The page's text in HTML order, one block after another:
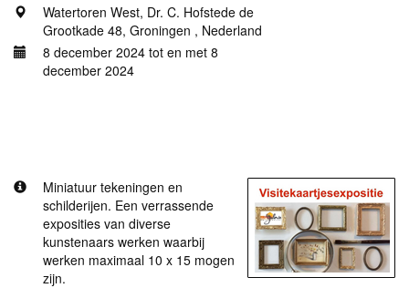
Watertoren West, Dr. C. Hofstede de
Grootkade 48, Groningen , Nederland
8 december 2024 tot en met 8
december 2024
Miniatuur tekeningen en
schilderijen. Een verrassende
exposities van diverse
kunstenaars werken waarbij
werken maximaal 10 x 15 mogen
zijn.